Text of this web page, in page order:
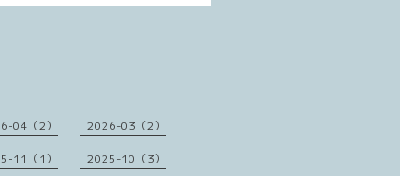
04（2） 2026-03（2）
11（1） 2025-10（3）